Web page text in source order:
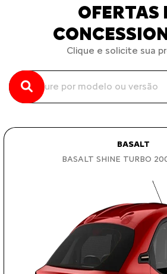
OFERTAS
Clique e solicite sua
BASALT
BASALT SHINE TURBO